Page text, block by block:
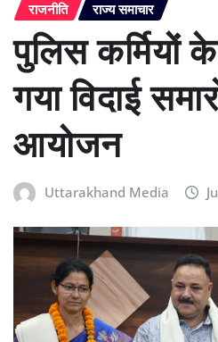
राजनीति राज्य समाचार
पुलिस कर्मियों
गया विदाई
आयोजन
Uttarakhand Media